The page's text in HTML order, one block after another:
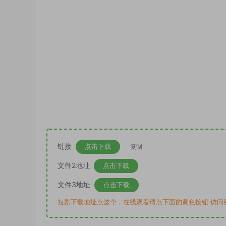
链接 点击下载 复制
文件2地址 点击下载
文件3地址 点击下载
短剧下载地址点这个，在线观看请点下面的黄色按钮 访